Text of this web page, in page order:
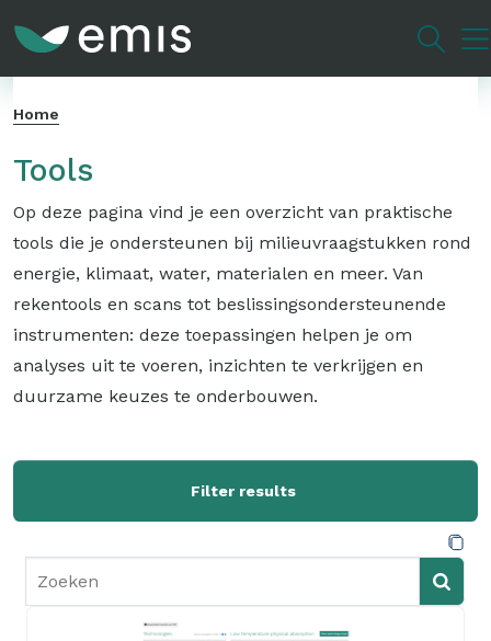
Home
Tools
Op deze pagina vind je een overzicht van praktische
tools die je ondersteunen bij milieuvraagstukken rond
energie, klimaat, water, materialen en meer. Van
rekentools en scans tot beslissingsondersteunende
instrumenten: deze toepassingen helpen je om
analyses uit te voeren, inzichten te verkrijgen en
duurzame keuzes te onderbouwen.
Filter results